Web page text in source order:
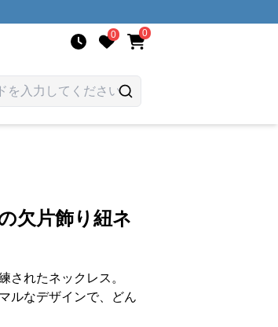
0 0
欠片飾り紐ネ
されたネックレス。
ルなデザインで、どん